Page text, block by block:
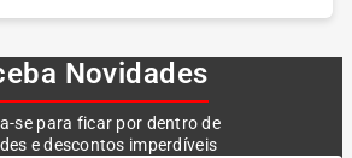
Novidades
se para ficar por dentro de
e descontos imperdíveis